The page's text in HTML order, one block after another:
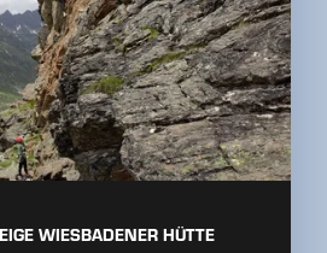
WIESBADENER HÜTTE